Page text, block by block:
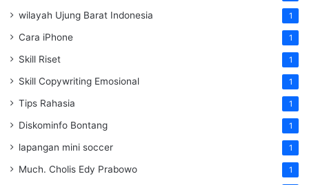
wilayah Ujung Barat Indonesia 1
Cara iPhone 1
Skill Riset 1
Skill Copywriting Emosional 1
Tips Rahasia 1
Diskominfo Bontang 1
lapangan mini soccer 1
Much. Cholis Edy Prabowo 1